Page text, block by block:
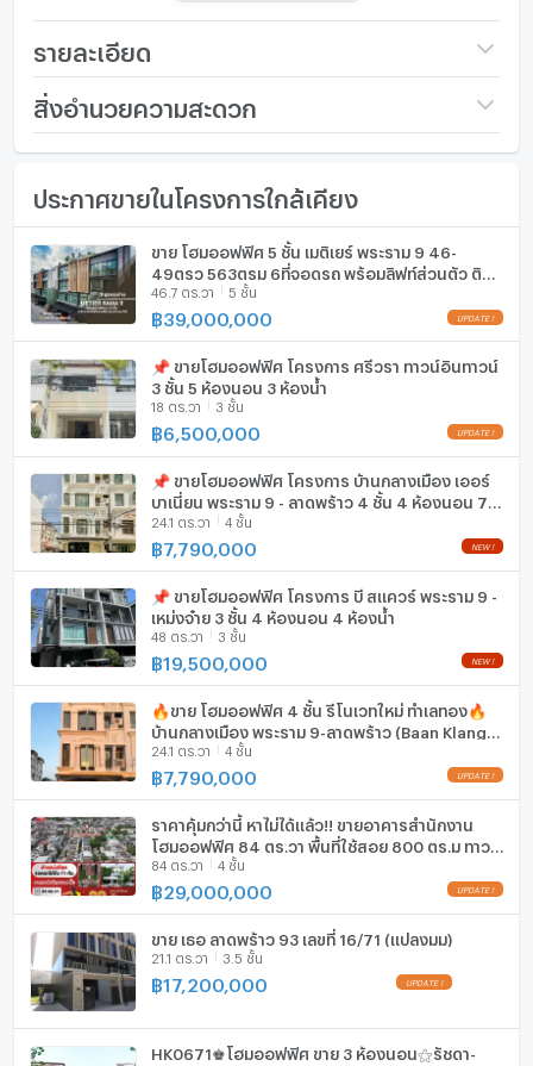
transfer+ตกแต่งใหม่ทั้งหลัง Fully renovated
📣ติดต่อสอบถามข้อมูลและนัดชมห้อง🗝 For more
information and to schedule a viewing.
✅＠𝘚𝘜𝘙𝘌𝘙𝘌𝘚𝘐𝘋𝘌𝘕𝘊𝘌
✅Add Line Click : https://bit.ly/2y63Qmb
☑️Page Facebook : surecondo9
รายละเอียด
ราคา 5,990,000
จำนวนชั้น 4 ชั้น
จำนวนห้องนอน
ขนาดที่ดิน
พื้นที่ใช้สอย (ตร.ม.)
จำนวนพื้นที่จอดรถ (คัน) 2 คัน
การตกแต่ง
สิ่งอำนวยความสะดวก
เฟอร์นิเจอร์
โทรศัพท์บ้าน
เครื่องปรับอากาศ
เครื่องทำน้ำร้อน/น้ำอุ่น
ประตูห้องระบบ digital lock
อ่างอาบน้ำ
TV
เตาปรุงอาหาร
ตู้เย็น
เครื่องดูดควัน
ลิฟท์
ที่จอดรถ
ที่จอดรถจักรยานยนต์
มีอินเตอร์เน็ตไร้สาย (Wi-Fi) ในห้องพัก
กล้องวงจรปิด (CCTV)
สระว่ายน้ำ
โรงยิม / ฟิตเนส
ห้องซาวน่า
ห้องสตรีม
EV-Charger
ประกาศขายในโครงการใกล้เคียง
ขาย โฮมออฟฟิศ 5 ชั้น เมติเยร์ พระราม 9 46-
49ตรว 563ตรม 6ที่จอดรถ พร้อมลิฟท์ส่วนตัว ติด
เดอะมอลล์ รามคำแหง ใกล้สถานีรถไฟฟ้า
รามคำแหง12
46.7 ตร.วา 5 ชั้น
฿39,000,000
📌 ขายโฮมออฟฟิศ โครงการ ศรีวรา ทาวน์อินทาวน์
3 ชั้น 5 ห้องนอน 3 ห้องน้ำ
18 ตร.วา 3 ชั้น
฿6,500,000
📌 ขายโฮมออฟฟิศ โครงการ บ้านกลางเมือง เออร์
บาเนี่ยน พระราม 9 - ลาดพร้าว 4 ชั้น 4 ห้องนอน 7
ห้องน้ำ
24.1 ตร.วา 4 ชั้น
฿7,790,000
📌 ขายโฮมออฟฟิศ โครงการ บี สแควร์ พระราม 9 -
เหม่งจ๋าย 3 ชั้น 4 ห้องนอน 4 ห้องน้ำ
48 ตร.วา 3 ชั้น
฿19,500,000
🔥ขาย โฮมออฟฟิศ 4 ชั้น รีโนเวทใหม่ ทำเลทอง🔥
บ้านกลางเมือง พระราม 9-ลาดพร้าว (Baan Klang
Muang Rama 9-Ladprao)
24.1 ตร.วา 4 ชั้น
฿7,790,000
ราคาคุ้มกว่านี้ หาไม่ได้แล้ว!! ขายอาคารสำนักงาน
โฮมออฟฟิศ 84 ตร.วา พื้นที่ใช้สอย 800 ตร.ม ทาวน์
อินทาวน์ ซอยใหญ่สุดในโครงการ!!
84 ตร.วา 4 ชั้น
฿29,000,000
ขาย เธอ ลาดพร้าว 93 เลขที่ 16/71 (แปลงมุม)
21.1 ตร.วา 3.5 ชั้น
฿17,200,000
HK0671♚โฮมออฟฟิศ ขาย 3 ห้องนอน⚝รัชดา-